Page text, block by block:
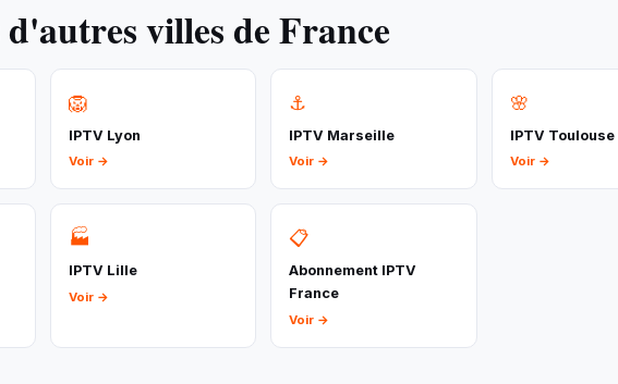
villes de France
🦁
IPTV Lyon
Voir →
⚓
IPTV Marseille
Voir →
🌸
IPTV Toulouse
Voir →
🏭
IPTV Lille
Voir →
📋
Abonnement IPTV
France
Voir →